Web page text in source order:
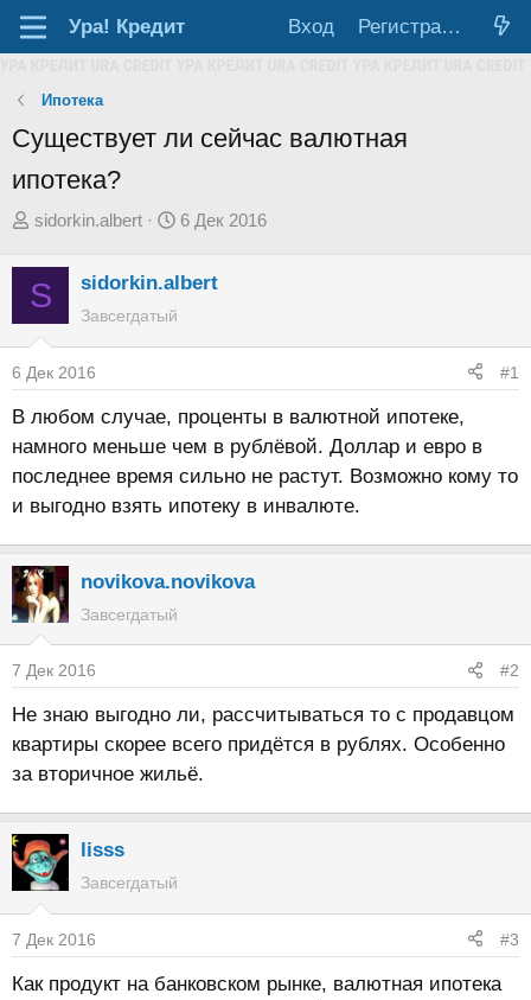
Ура! Кредит Вход Регистрация
Ипотека
Существует ли сейчас валютная
ипотека?
А
о
е
м
ы
sidorkin.albert
Д
т
ч
а
л
а
6 Дек 2016
S sidorkin.albert
Завсегдатый
6 Дек 2016 #1
В любом случае, проценты в валютной ипотеке,
намного меньше чем в рублёвой. Доллар и евро в
последнее время сильно не растут. Возможно кому то
и выгодно взять ипотеку в инвалюте.
novikova.novikova
Завсегдатый
7 Дек 2016 #2
Не знаю выгодно ли, рассчитываться то с продавцом
квартиры скорее всего придётся в рублях. Особенно
за вторичное жильё.
lisss
Завсегдатый
7 Дек 2016 #3
Как продукт на банковском рынке, валютная ипотека